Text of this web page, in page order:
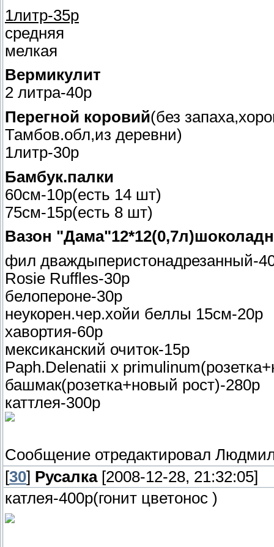
1литр-35р
средняя
мелкая
Вермикулит
2 литра-40р
Перегной коровий(без
Тамбов.обл,из деревни)
1литр-30р
Бамбук.палки
60см-10р(есть 14 шт)
75см-15р(есть 8 шт)
Вазон
фил дваждыперистонадрезанный-
Rosie Ruffles-30р
белопероне-30р
неукорен.чер.хойи беллы 15см-20р
хавортия-60р
мексиканский очиток-15р
Paph.Delenatii x
башмак(розетка+новый рост)-280р
каттлея-300р
Сообщение отредактировал
[30] Русалка[2008-12-28, 21:32:05]
катлея-400р(гонит цветонос )